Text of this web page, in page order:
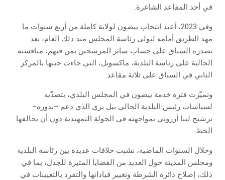
في أحد المقاعد الشاغرة.
وفي 2023، أعيد انتخاب بيضون لولاية كاملة من أربع سنوات ما
مهد الطريق أمامه لتولي رئاسة المجلس منذ ذلك العام، بعد
تصدره السباق على حساب سائر المرشحين بمن فيهم، منافسته
الحالية على رئاسة البلدية، ماكسويل، التي جاءت حينها بالمركز
الثاني في السباق على ثلاثة مقاعد.
وتميّزت فترة خدمة بيضون في المجلس البلدي، بتصدّيه
لسياسات رئيس البلدية الحالي بيل بزي الذي دعم –بدوره–
ترشيح لينا أرزوني بمواجهته في الجولة التمهيدية دون أن يحالفها
الحظ.
وخلال السنوات الماضية، نشبت خلافات عديدة بين رئاسة البلدية
ومجلس المدينة حول العديد من القضايا المثيرة للجدل، بما في
ذلك، إصلاح دائرة الشرطة وتغيير قياداتها والتفرد بالتعيينات في